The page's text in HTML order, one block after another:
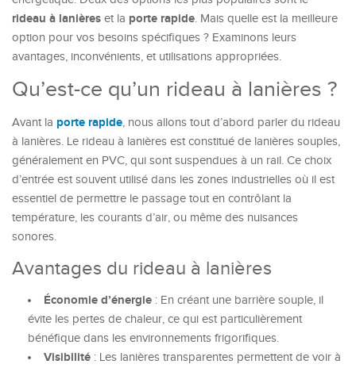
rideau à lanières et la porte rapide. Mais quelle est la meilleure
option pour vos besoins spécifiques ? Examinons leurs
avantages, inconvénients, et utilisations appropriées.
Qu’est-ce qu’un rideau à lanières ?
Avant la porte rapide, nous allons tout d’abord parler du rideau
à lanières. Le rideau à lanières est constitué de lanières souples,
généralement en PVC, qui sont suspendues à un rail. Ce choix
d’entrée est souvent utilisé dans les zones industrielles où il est
essentiel de permettre le passage tout en contrôlant la
température, les courants d’air, ou même des nuisances
sonores.
Avantages du rideau à lanières
Économie d’énergie : En créant une barrière souple, il
évite les pertes de chaleur, ce qui est particulièrement
bénéfique dans les environnements frigorifiques.
Visibilité : Les lanières transparentes permettent de voir à